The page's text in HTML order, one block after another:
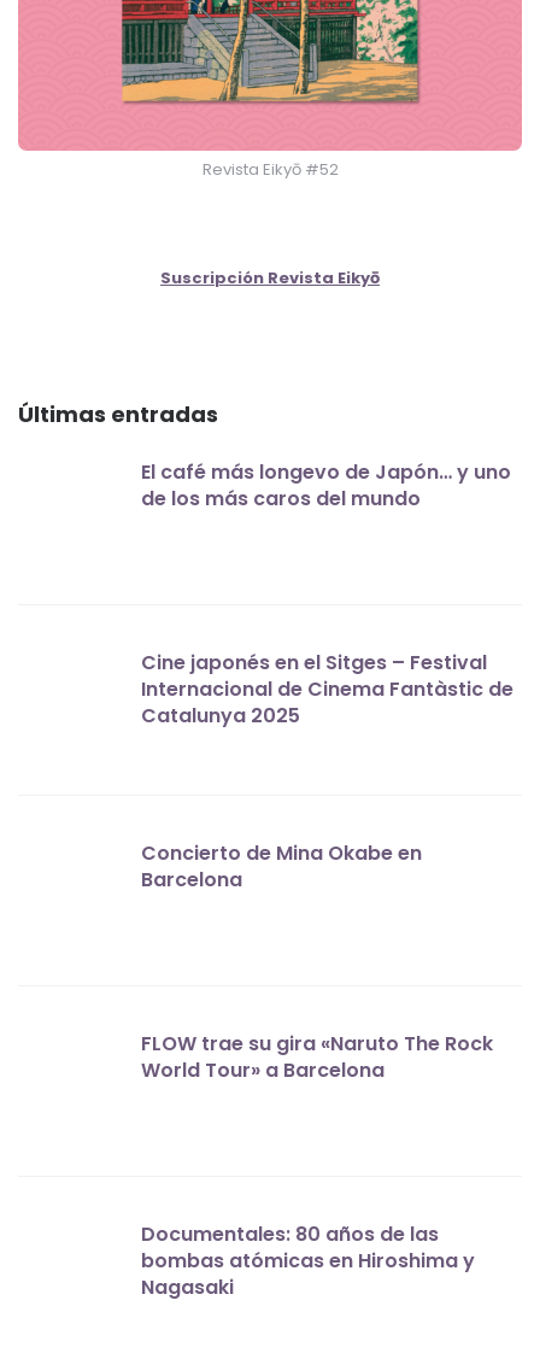
Revista Eikyō #52
Suscripción Revista Eikyō
Últimas entradas
El café más longevo de Japón… y uno
de los más caros del mundo
Cine japonés en el Sitges – Festival
Internacional de Cinema Fantàstic de
Catalunya 2025
Concierto de Mina Okabe en
Barcelona
FLOW trae su gira «Naruto The Rock
World Tour» a Barcelona
Documentales: 80 años de las
bombas atómicas en Hiroshima y
Nagasaki